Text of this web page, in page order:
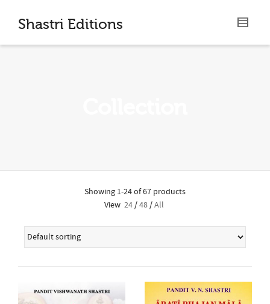
I'm looking for product
Show me thecolouritems.
Shastri Editions
Showing 1-24 of 67 products
View 24/48/All